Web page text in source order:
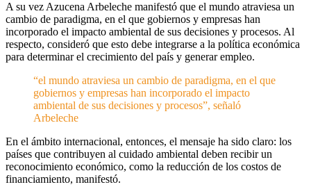
A su vez Azucena Arbeleche manifestó que el mundo atraviesa un
cambio de paradigma, en el que gobiernos y empresas han
incorporado el impacto ambiental de sus decisiones y procesos. Al
respecto, consideró que esto debe integrarse a la política económica
para determinar el crecimiento del país y generar empleo.
“el mundo atraviesa un cambio de paradigma, en el que
gobiernos y empresas han incorporado el impacto
ambiental de sus decisiones y procesos”, señaló
Arbeleche
En el ámbito internacional, entonces, el mensaje ha sido claro: los
países que contribuyen al cuidado ambiental deben recibir un
reconocimiento económico, como la reducción de los costos de
financiamiento, manifestó.